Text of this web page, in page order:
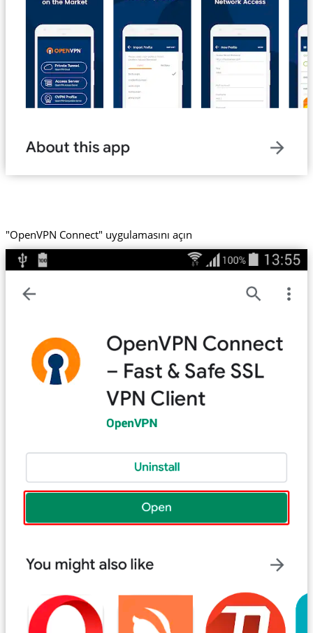
"OpenVPN Connect" uygulamasını açın